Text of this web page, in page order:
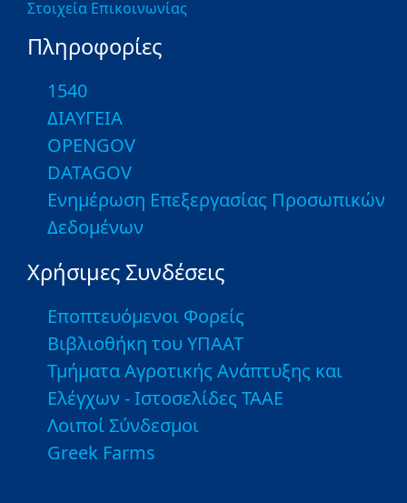
Στοιχεία Επικοινωνίας
Πληροφορίες
1540
ΔΙΑΥΓΕΙΑ
OPENGOV
DATAGOV
Ενημέρωση Επεξεργασίας Προσωπικών
Δεδομένων
Χρήσιμες Συνδέσεις
Εποπτευόμενοι Φορείς
Βιβλιοθήκη του ΥΠΑΑΤ
Τμήματα Αγροτικής Ανάπτυξης και
Ελέγχων - Ιστοσελίδες ΤΑΑΕ
Λοιποί Σύνδεσμοι
Greek Farms